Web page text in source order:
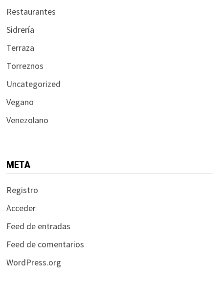
Restaurantes
Sidrería
Terraza
Torreznos
Uncategorized
Vegano
Venezolano
META
Registro
Acceder
Feed de entradas
Feed de comentarios
WordPress.org